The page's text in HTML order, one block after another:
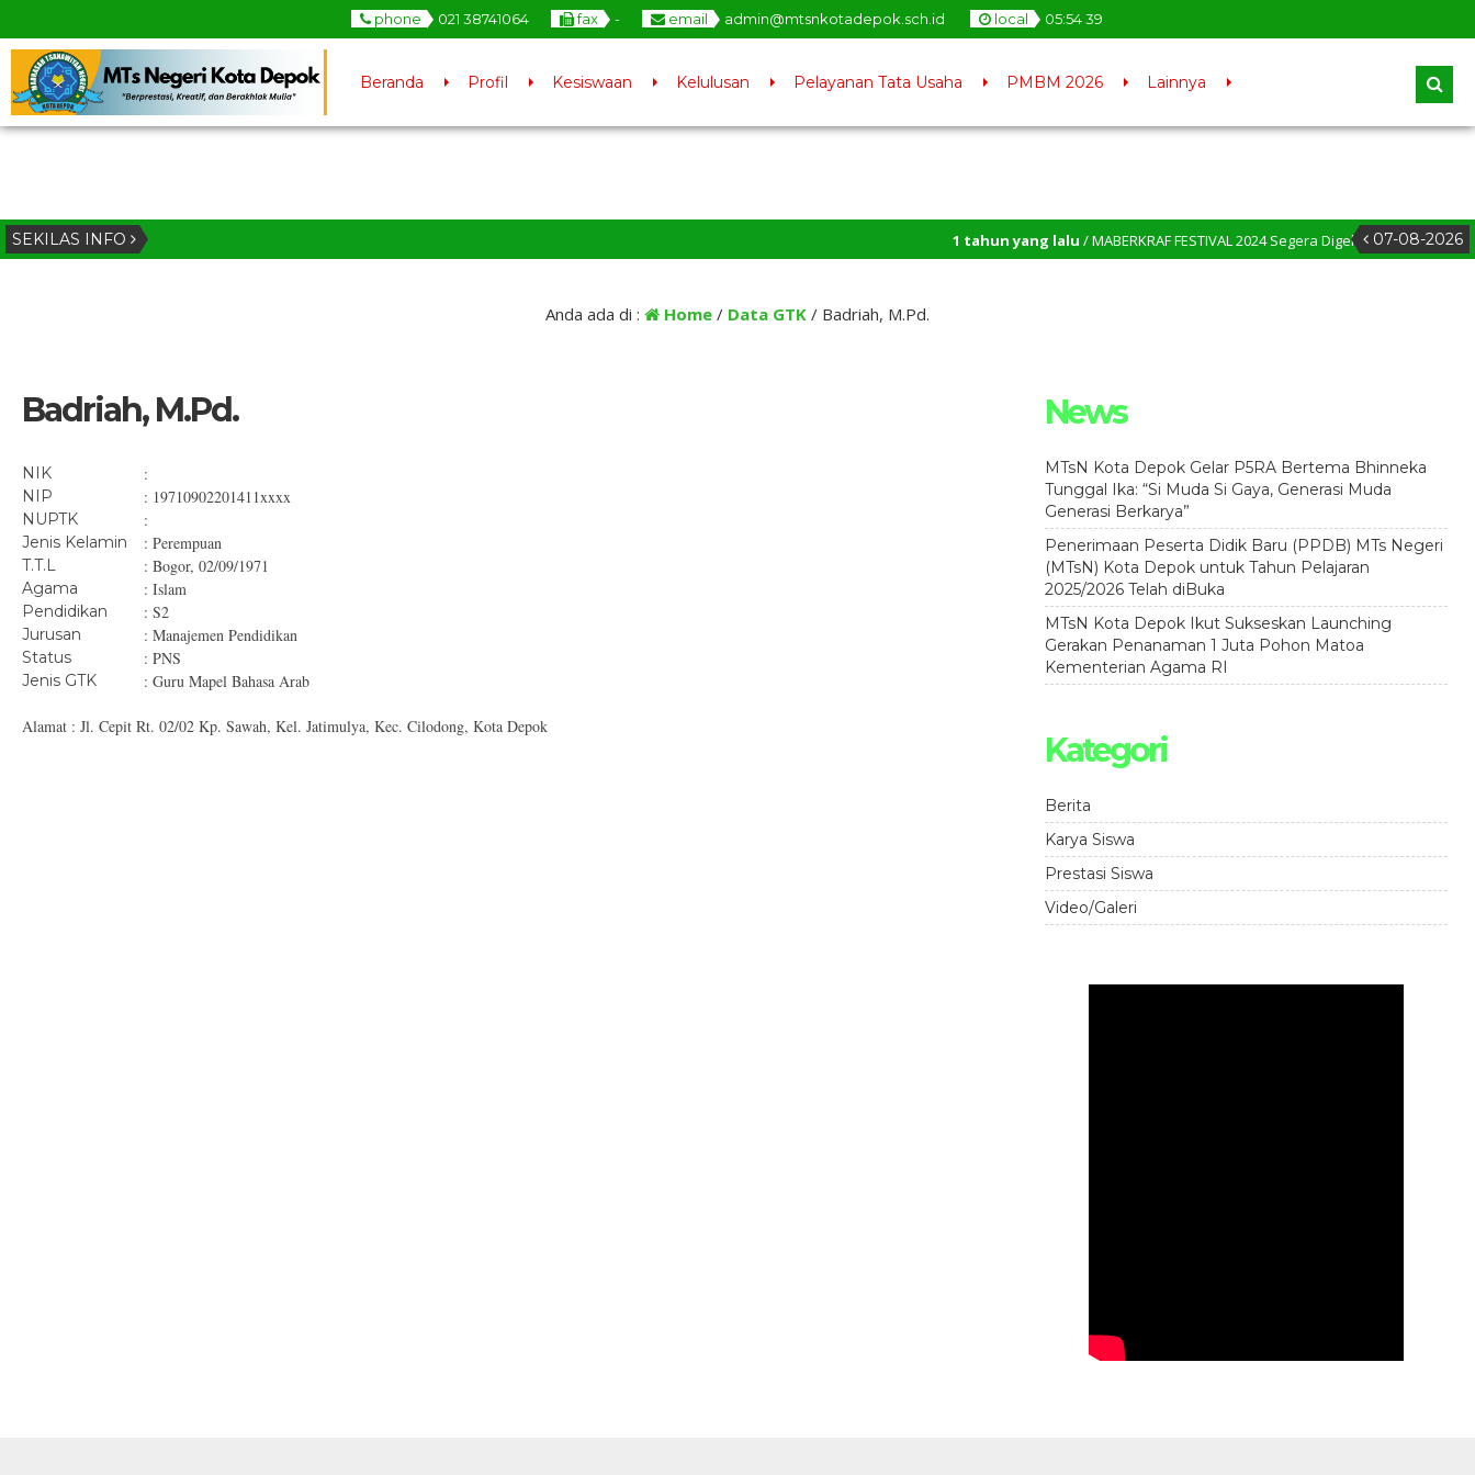
phone 021 38741064 fax - email admin@mtsnkotadepok.sch.id local 05:54 40
Beranda Profil Kesiswaan Kelulusan Pelayanan Tata Usaha PMBM 2026 Lainnya
SEKILAS INFO 07-08-2026
1 tahun yang lalu / MABERKRAF FESTIVAL 2024 Segera Digelar D MTsN Kota
Anda ada di : Home / Data GTK / Badriah, M.Pd.
Badriah, M.Pd.
NIK :
NIP : 19710902201411xxxx
NUPTK :
Jenis Kelamin : Perempuan
T.T.L : Bogor, 02/09/1971
Agama : Islam
Pendidikan : S2
Jurusan : Manajemen Pendidikan
Status : PNS
Jenis GTK : Guru Mapel Bahasa Arab
Alamat : Jl. Cepit Rt. 02/02 Kp. Sawah, Kel. Jatimulya, Kec. Cilodong, Kota Depok
News
MTsN Kota Depok Gelar P5RA Bertema Bhinneka
Tunggal Ika: “Si Muda Si Gaya, Generasi Muda
Generasi Berkarya”
Penerimaan Peserta Didik Baru (PPDB) MTs Negeri
(MTsN) Kota Depok untuk Tahun Pelajaran
2025/2026 Telah diBuka
MTsN Kota Depok Ikut Sukseskan Launching
Gerakan Penanaman 1 Juta Pohon Matoa
Kementerian Agama RI
Kategori
Berita
Karya Siswa
Prestasi Siswa
Video/Galeri